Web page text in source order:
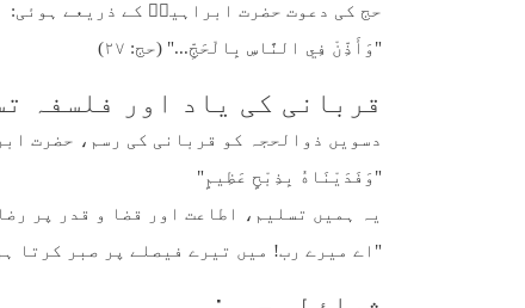
حج کی دعوت حضرت ابراہیمؑ کے ذریعے ہوئی:
"وَأَذِّنْ فِي النَّاسِ بِالْحَجِّ..." (حج: ۲۷)
قربانی کی یاد اور فلسفہ
دسویں ذوالحجہ کو قربانی کی رسم، حضرت
"وَفَدَيْنَاهُ بِذِبْحٍ عَظِيمٍ"
یہ ہمیں تسلیم، اطاعت اور قضا و قدر پر
"اے میرے رب! میں تیرے فیصلے پر صبر کرتا